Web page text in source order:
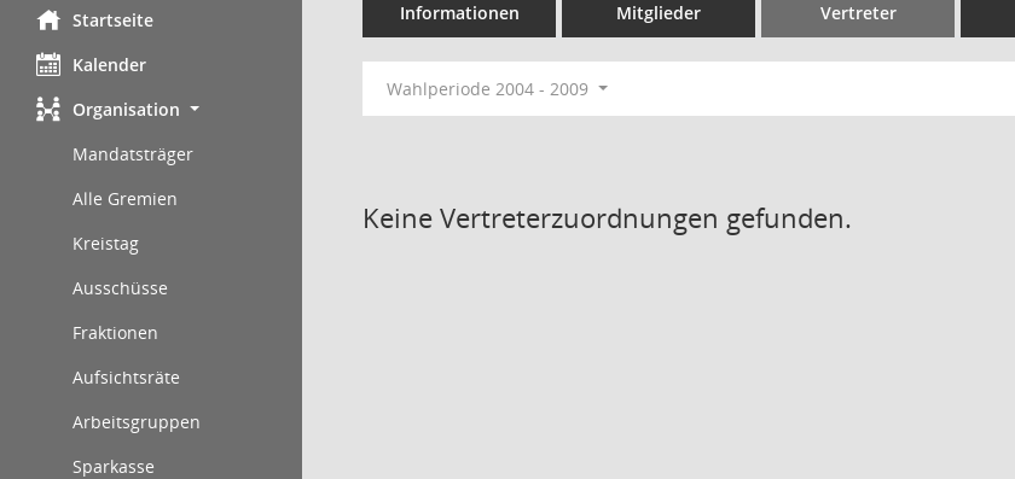
Startseite
Kalender
Organisation
Mandatsträger
Alle Gremien
Kreistag
Ausschüsse
Fraktionen
Aufsichtsräte
Arbeitsgruppen
Sparkasse
Informationen Mitglieder Vertreter
Wahlperiode 2004 - 2009
Keine Vertreterzuordnungen gefunden.